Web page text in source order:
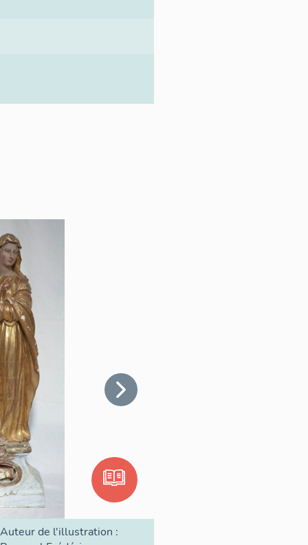
Auteur de l'illustration :